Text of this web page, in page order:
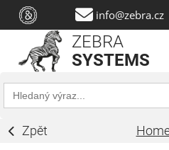
info@zebra.cz
ZEBRA
SYSTEMS
Search
for:
Zpět